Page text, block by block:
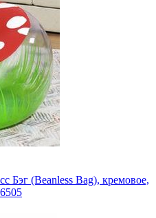
Бэг (Beanless Bag), кремовое,